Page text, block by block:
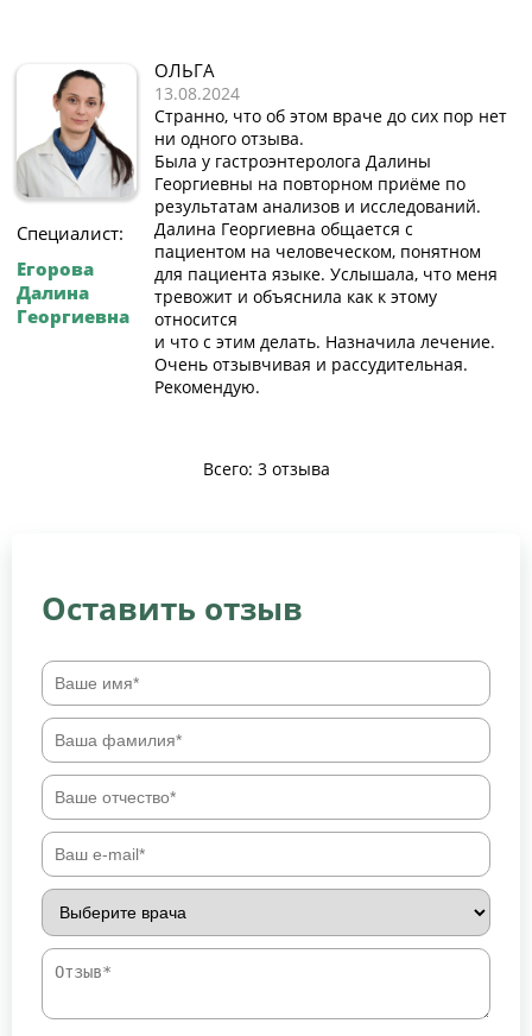
Специалист:
Егорова
Далина
Георгиевна
ОЛЬГА
13.08.2024
Странно, что об этом враче до сих пор нет
ни одного отзыва.
Была у гастроэнтеролога Далины
Георгиевны на повторном приёме по
результатам анализов и исследований.
Далина Георгиевна общается с
пациентом на человеческом, понятном
для пациента языке. Услышала, что меня
тревожит и объяснила как к этому
относится
и что с этим делать. Назначила лечение.
Очень отзывчивая и рассудительная.
Рекомендую.
Всего: 3 отзыва
Оставить отзыв